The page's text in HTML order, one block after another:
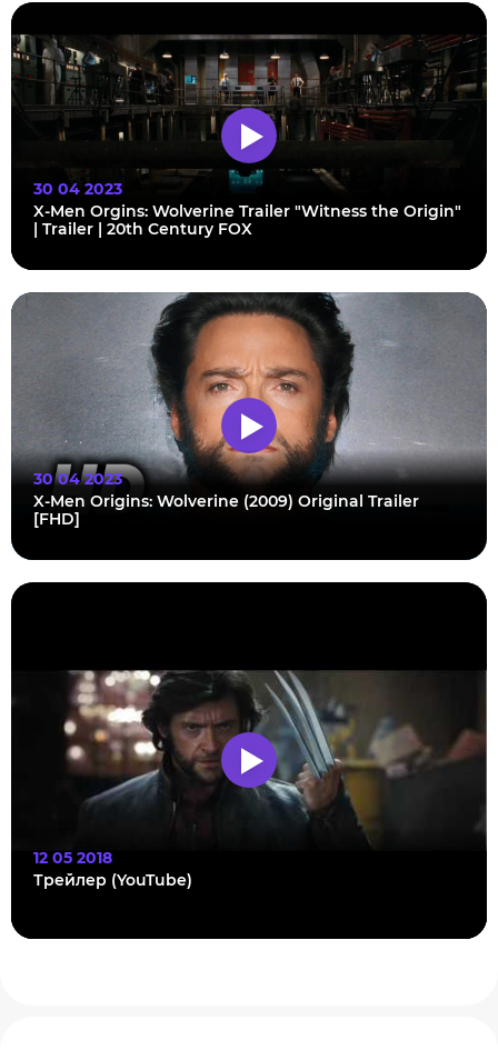
30 04 2023
X-Men Orgins: Wolverine Trailer "Witness the Origin"
| Trailer | 20th Century FOX
30 04 2023
X-Men Origins: Wolverine (2009) Original Trailer
[FHD]
12 05 2018
Трейлер (YouTube)